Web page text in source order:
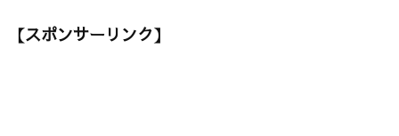
【スポンサーリンク】